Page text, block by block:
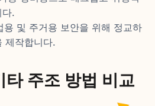
다.
용 및 주거용 보안을 위해 정교하
제작합니다.
주조 방법 비교